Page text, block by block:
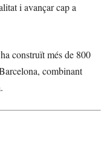
i avançar cap a
construït més de 800
combinant